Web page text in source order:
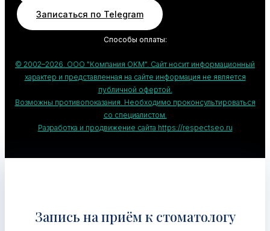
Записаться по Telegram
Способы оплаты:
© 2002–2026. ООО "Компания ОКМ". Сайт носит информационный
характер и представленная на сайте информация не является
публичной офертой.
Возможны противопоказания. Необходимо проконсультироваться
со специалистом.
Разработка и продвижение сайта https://respectseo.ru
Запись на приём к стоматологу